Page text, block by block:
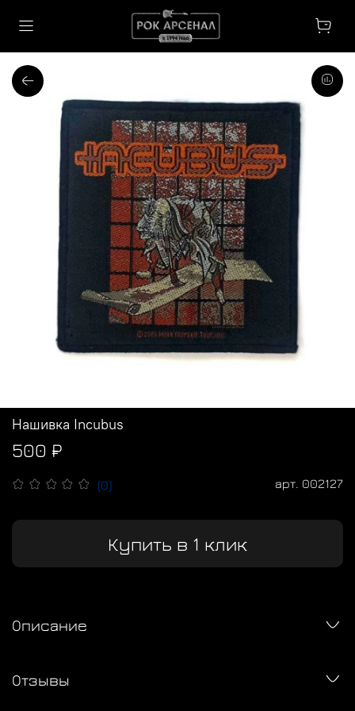
(0) арт. 002127
Нашивка Incubus
500 ₽
Купить в 1 клик
Описание
Отзывы